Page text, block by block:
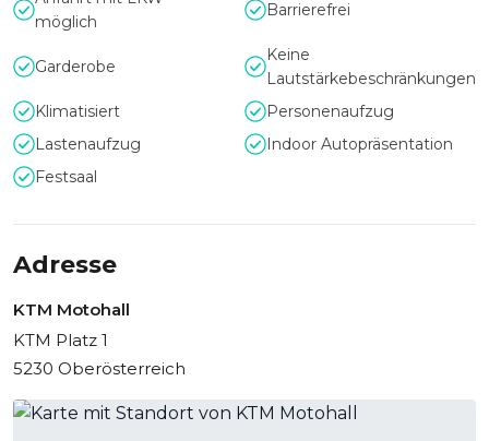
möglich
Barrierefrei
Garderobe
Keine
Lautstärkebeschränkungen
Klimatisiert
Personenaufzug
Lastenaufzug
Indoor Autopräsentation
Festsaal
Adresse
KTM Motohall
KTM Platz 1
5230 Oberösterreich